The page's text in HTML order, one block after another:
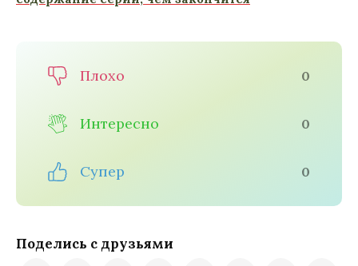
Плохо 0
Интересно 0
Супер 0
Поделись с друзьями